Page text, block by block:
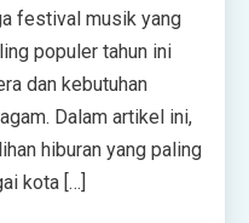
festival musik yang
populer tahun ini
dan kebutuhan
Dalam artikel ini,
hiburan yang paling
kota […]